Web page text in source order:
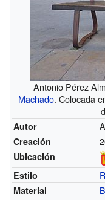
Antonio Pérez
Machado. Colocada
Autor
Creación
Ubicación
Estilo
Material